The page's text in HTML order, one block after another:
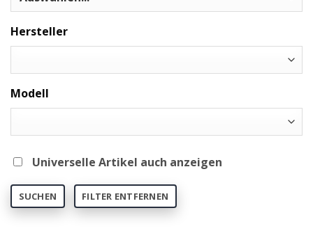
Hersteller
Modell
Universelle Artikel auch anzeigen
SUCHEN FILTER ENTFERNEN